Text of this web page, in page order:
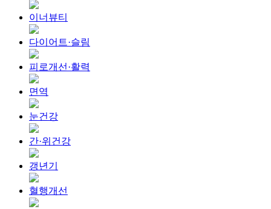
이너뷰티
다이어트·슬림
피로개선·활력
면역
눈건강
간·위건강
갱년기
혈행개선